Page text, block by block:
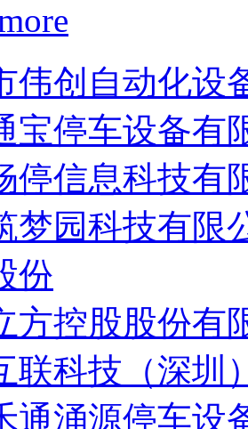
伟创自动化设
宝停车设备有
停信息科技有
梦园科技有限
份
方控股股份有
联科技（深圳
通涌源停车设